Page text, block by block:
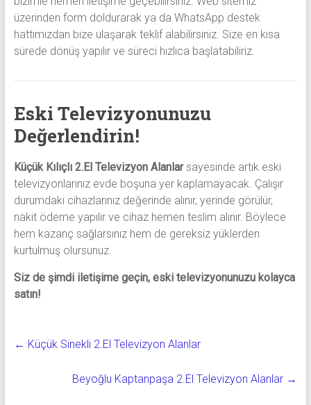
üzerinden form doldurarak ya da WhatsApp destek
hattımızdan bize ulaşarak teklif alabilirsiniz. Size en kısa
sürede dönüş yapılır ve süreci hızlıca başlatabiliriz.
Eski Televizyonunuzu
Değerlendirin!
Küçük Kılıçlı 2.El Televizyon Alanlarsayesinde artık eski
televizyonlarınız evde boşuna yer kaplamayacak. Çalışır
durumdaki cihazlarınız değerinde alınır, yerinde görülür,
nakit ödeme yapılır ve cihaz hemen teslim alınır. Böylece
hem kazanç sağlarsınız hem de gereksiz yüklerden
kurtulmuş olursunuz.
Siz de şimdi iletişime geçin, eski televizyonunuzu kolayca
satın!
← Küçük Sinekli 2.El Televizyon Alanlar
Beyoğlu Kaptanpaşa 2.El Televizyon Alanlar →